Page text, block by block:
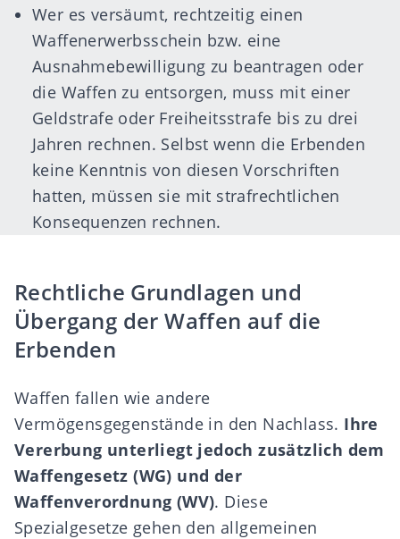
Wer es versäumt, rechtzeitig einen
Waffenerwerbsschein bzw. eine
Ausnahmebewilligung zu beantragen oder
die Waffen zu entsorgen, muss mit einer
Geldstrafe oder Freiheitsstrafe bis zu drei
Jahren rechnen. Selbst wenn die Erbenden
keine Kenntnis von diesen Vorschriften
hatten, müssen sie mit strafrechtlichen
Konsequenzen rechnen.
Rechtliche Grundlagen und
Übergang der Waffen auf die
Erbenden
Waffen fallen wie andere
Vermögensgegenstände in den Nachlass. Ihre
Vererbung unterliegt jedoch zusätzlich dem
Waffengesetz (WG) und der
Waffenverordnung (WV). Diese
Spezialgesetze gehen den allgemeinen